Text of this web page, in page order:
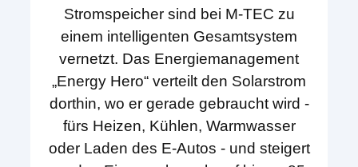
Stromspeicher sind bei M-TEC zu
einem intelligenten Gesamtsystem
vernetzt. Das Energiemanagement
„Energy Hero“ verteilt den Solarstrom
dorthin, wo er gerade gebraucht wird -
fürs Heizen, Kühlen, Warmwasser
oder Laden des E-Autos - und steigert